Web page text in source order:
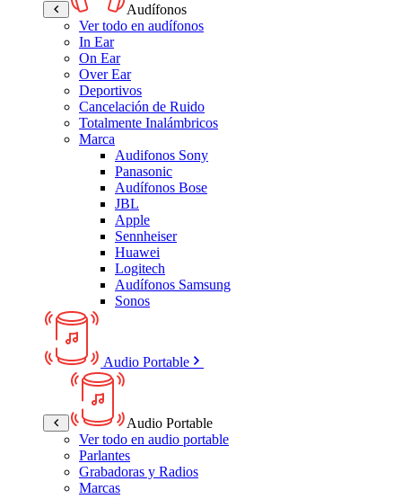
Audífonos
Ver todo en audífonos
In Ear
On Ear
Over Ear
Deportivos
Cancelación de Ruido
Totalmente Inalámbricos
Marca
Audifonos Sony
Panasonic
Audífonos Bose
JBL
Apple
Sennheiser
Huawei
Logitech
Audífonos Samsung
Sonos
Audio Portable
Audio Portable
Ver todo en audio portable
Parlantes
Grabadoras y Radios
Marcas